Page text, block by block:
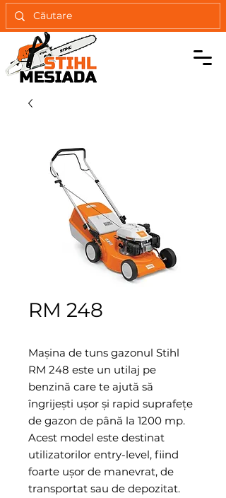
RM 248
Mașina de tuns gazonul Stihl
RM 248 este un utilaj pe
benzină care te ajută să
îngrijești ușor și rapid suprafețe
de gazon de până la 1200 mp.
Acest model este destinat
utilizatorilor entry-level, fiind
foarte ușor de manevrat, de
transportat sau de depozitat.